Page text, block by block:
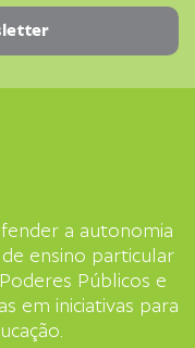
a autonomia
ensino particular
Públicos e
em iniciativas para